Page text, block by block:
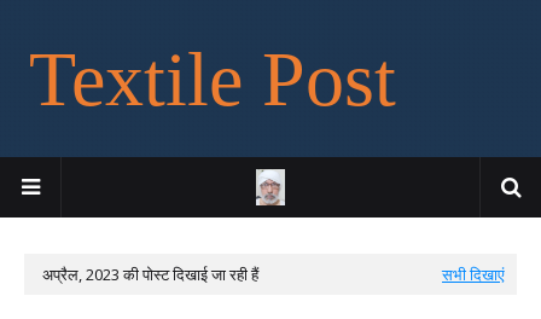
Textile Post
अप्रैल, 2023 की पोस्ट दिखाई जा रही हैं सभी दिखाएं